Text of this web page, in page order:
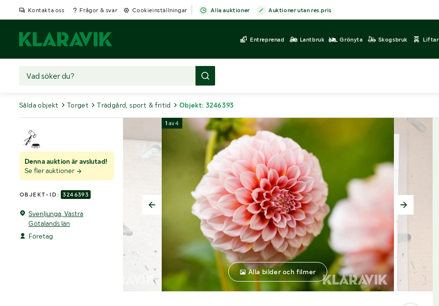
Kontakta oss Frågor & svar Cookieinställningar Alla auktioner Auktioner utan res.pris
Entreprenad Lantbruk Grönyta Skogsbruk Liftar
Sålda objekt Torget Trädgård, sport & fritid Objekt: 3246393
Denna auktion är avslutad!
Se fler auktioner
OBJEKT-ID: 3246393
Svenljunga, Västra
Götalands län
Företag
1 av4
Alla bilder och filmer